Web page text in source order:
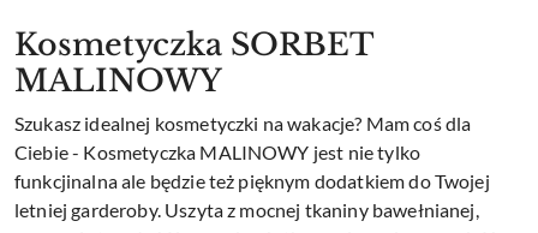
Kosmetyczka SORBET
MALINOWY
Szukasz idealnej kosmetyczki na wakacje? Mam coś dla
Ciebie - Kosmetyczka MALINOWY jest nie tylko
funkcjinalna ale będzie też pięknym dodatkiem do Twojej
letniej garderoby. Uszyta z mocnej tkaniny bawełnianej,